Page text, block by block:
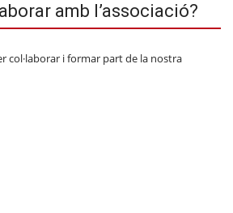
amb l’associació?
col·laborar i formar part de la nostra